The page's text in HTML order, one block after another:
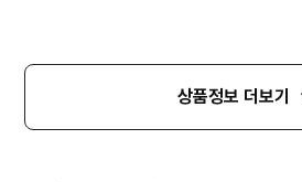
상품정보 더보기